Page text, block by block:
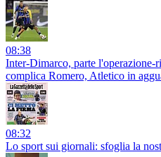
08:38
Inter-Dimarco, parte
complica Romero, Atletico in
08:32
Lo sport sui giornali: sfoglia la